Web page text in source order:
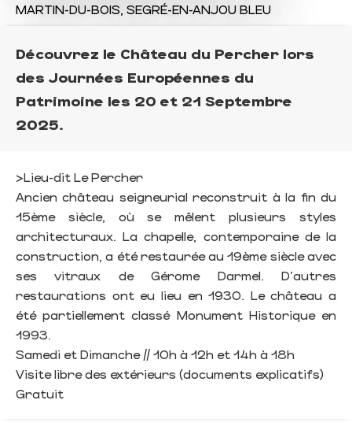
MARTIN-DU-BOIS, SEGRÉ-EN-ANJOU BLEU
Découvrez le Château du Percher lors
des Journées Européennes du
Patrimoine les 20 et 21 Septembre
2025.
>Lieu-dit Le Percher
Ancien château seigneurial reconstruit à la fin du
15ème siècle, où se mêlent plusieurs styles
architecturaux. La chapelle, contemporaine de la
construction, a été restaurée au 19ème siècle avec
ses vitraux de Gérome Darmel. D'autres
restaurations ont eu lieu en 1930. Le château a
été partiellement classé Monument Historique en
1993.
Samedi et Dimanche // 10h à 12h et 14h à 18h
Visite libre des extérieurs (documents explicatifs)
Gratuit